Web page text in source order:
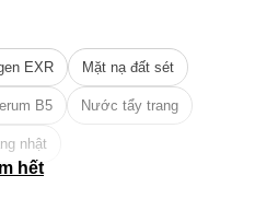
EXR Mặt nạ đất sét
B5 Nước tẩy trang
nhật
hếtRiêng Cho Bạn